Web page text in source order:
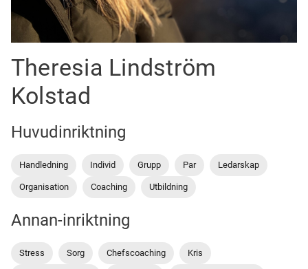
Theresia Lindström
Kolstad
Huvudinriktning
Handledning Individ Grupp Par Ledarskap
Organisation Coaching Utbildning
Annan-inriktning
Stress Sorg Chefscoaching Kris